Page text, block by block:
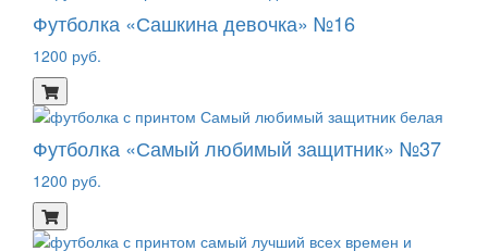
Футболка «Сашкина девочка» №16
1200 руб.
Футболка «Самый любимый защитник» №37
1200 руб.